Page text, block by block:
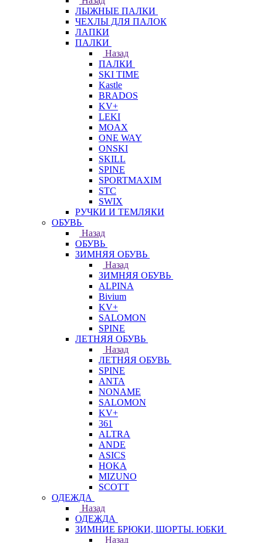
ЛЫЖНЫЕ ПАЛКИ
ЧЕХЛЫ ДЛЯ ПАЛОК
ЛАПКИ
ПАЛКИ
Назад
ПАЛКИ
SKI TIME
Kastle
BRADOS
KV+
LEKI
MOAX
ONE WAY
ONSKI
SKILL
SPINE
SPORTMAXIM
STC
SWIX
РУЧКИ И ТЕМЛЯКИ
ОБУВЬ
Назад
ОБУВЬ
ЗИМНЯЯ ОБУВЬ
Назад
ЗИМНЯЯ ОБУВЬ
ALPINA
Bivium
KV+
SALOMON
SPINE
ЛЕТНЯЯ ОБУВЬ
Назад
ЛЕТНЯЯ ОБУВЬ
SPINE
ANTA
NONAME
SALOMON
KV+
361
ALTRA
ANDE
ASICS
HOKA
MIZUNO
SCOTT
ОДЕЖДА
Назад
ОДЕЖДА
ЗИМНИЕ БРЮКИ, ШОРТЫ. ЮБКИ
Назад